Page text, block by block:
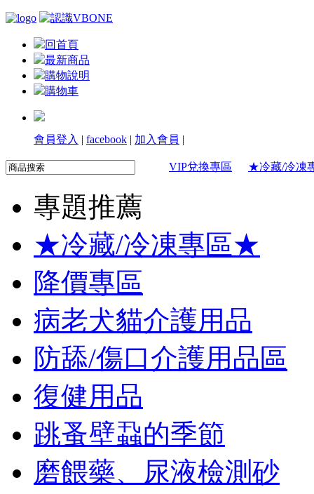
回首頁
最新商品
購物說明
購物車
會員登入 | facebook | 加入會員 |
VIP兌換專區 ★冷藏/冷凍
專題推薦
★冷藏/冷凍專區★
降價專區
病老犬貓介護用品
防舔/傷口介護用品區
復健用品
跳蚤壁蝨的季節
磨餵藥、尿液檢測砂